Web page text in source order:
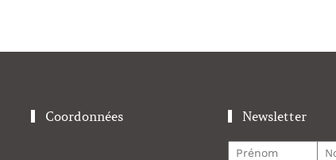
Coordonnées Newsletter